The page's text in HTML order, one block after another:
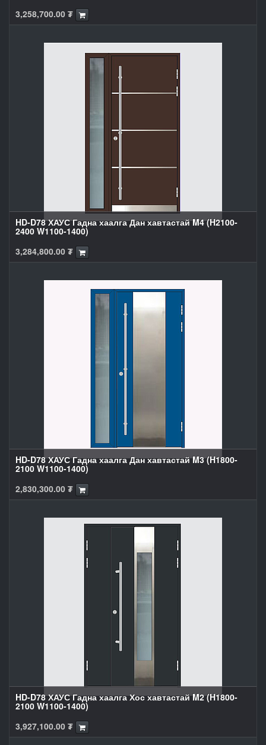
3,258,700.00 ₮
HD-D78 ХАУС Гадна хаалга Дан хавтастай M4 (H2100-
2400 W1100-1400)
3,284,800.00 ₮
HD-D78 ХАУС Гадна хаалга Дан хавтастай M3 (H1800-
2100 W1100-1400)
2,830,300.00 ₮
HD-D78 ХАУС Гадна хаалга Хос хавтастай M2 (H1800-
2100 W1100-1400)
3,927,100.00 ₮